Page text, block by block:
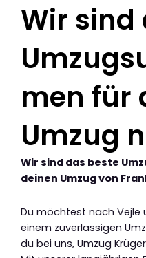
Wir sind
men für
Umzug
Wir sind das beste
deinen Umzug von
Du möchtest nach Vejle
einem zuverlässigen
du bei uns, Umzug